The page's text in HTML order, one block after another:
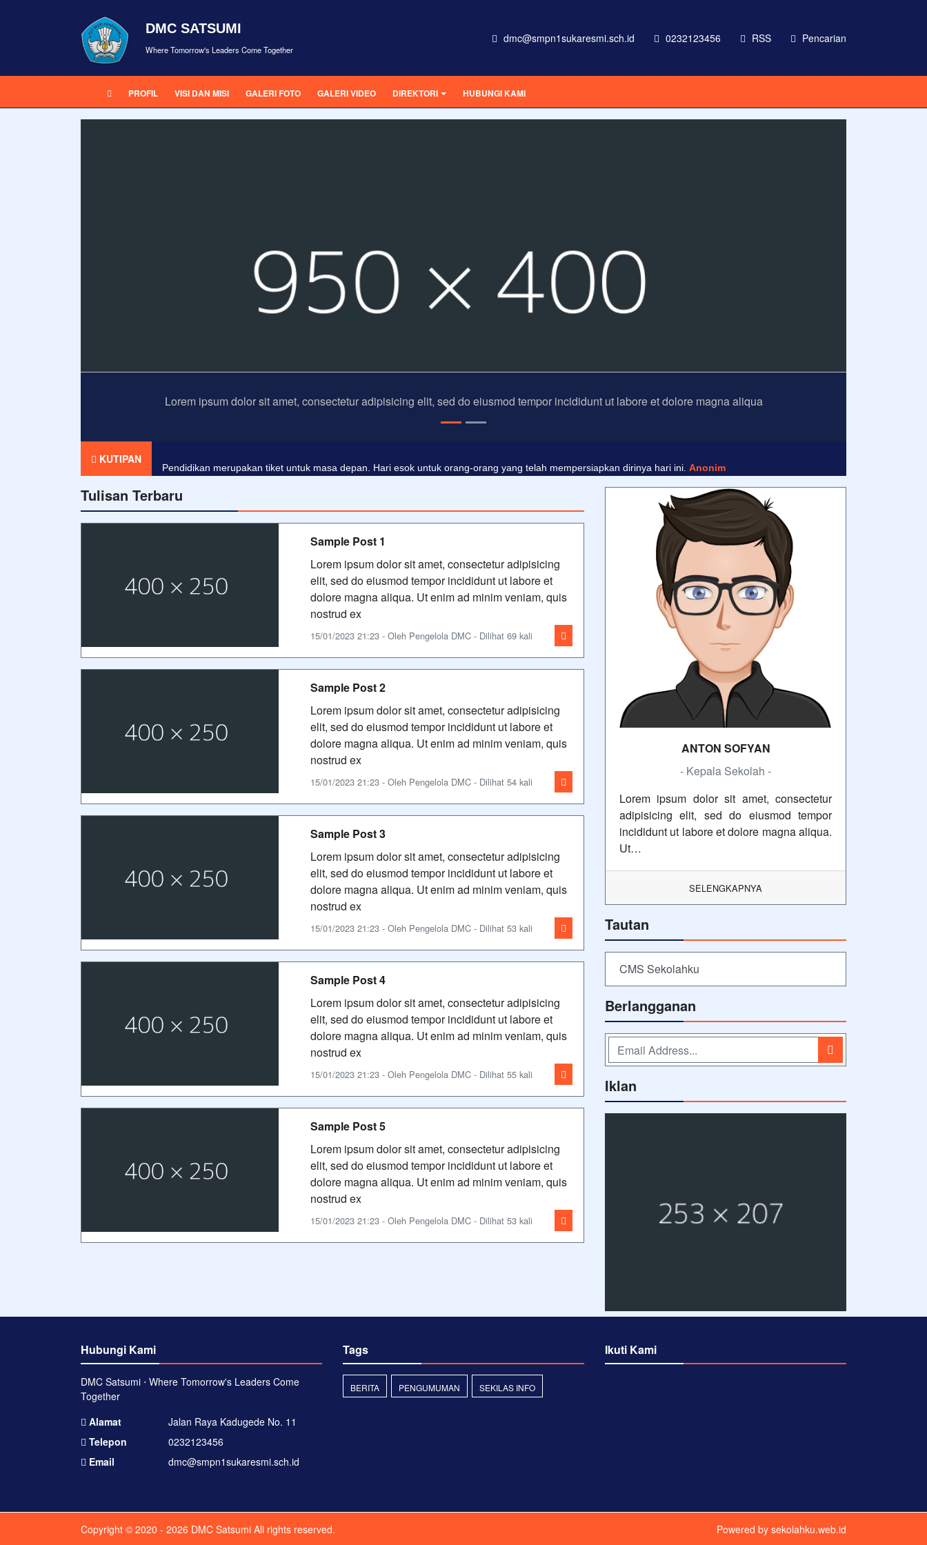
DMC SATSUMI
Where Tomorrow's Leaders Come Together
dmc@smpn1sukaresmi.sch.id 0232123456 RSS Pencarian
PROFIL VISI DAN MISI GALERI FOTO GALERI VIDEO DIREKTORI HUBUNGI KAMI
Lorem ipsum dolor sit amet, consectetur adipisicing elit, sed do eiusmod tempor incididunt ut labore et dolore magna aliqua
KUTIPAN
Pendidikan merupakan tiket untuk masa depan. Hari esok untuk orang-orang yang telah mempersiapkan dirinya hari ini.Anonim
Tulisan Terbaru
Sample Post 1
Lorem ipsum dolor sit amet, consectetur adipisicing
elit, sed do eiusmod tempor incididunt ut labore et
dolore magna aliqua. Ut enim ad minim veniam, quis
nostrud ex
15/01/2023 21:23 - Oleh Pengelola DMC - Dilihat 69 kali
Sample Post 2
Lorem ipsum dolor sit amet, consectetur adipisicing
elit, sed do eiusmod tempor incididunt ut labore et
dolore magna aliqua. Ut enim ad minim veniam, quis
nostrud ex
15/01/2023 21:23 - Oleh Pengelola DMC - Dilihat 54 kali
Sample Post 3
Lorem ipsum dolor sit amet, consectetur adipisicing
elit, sed do eiusmod tempor incididunt ut labore et
dolore magna aliqua. Ut enim ad minim veniam, quis
nostrud ex
15/01/2023 21:23 - Oleh Pengelola DMC - Dilihat 53 kali
Sample Post 4
Lorem ipsum dolor sit amet, consectetur adipisicing
elit, sed do eiusmod tempor incididunt ut labore et
dolore magna aliqua. Ut enim ad minim veniam, quis
nostrud ex
15/01/2023 21:23 - Oleh Pengelola DMC - Dilihat 55 kali
Sample Post 5
Lorem ipsum dolor sit amet, consectetur adipisicing
elit, sed do eiusmod tempor incididunt ut labore et
dolore magna aliqua. Ut enim ad minim veniam, quis
nostrud ex
15/01/2023 21:23 - Oleh Pengelola DMC - Dilihat 53 kali
ANTON SOFYAN
- Kepala Sekolah -
Lorem ipsum dolor sit amet, consectetur
adipisicing elit, sed do eiusmod tempor
incididunt ut labore et dolore magna aliqua.
Ut…
SELENGKAPNYA
Tautan
CMS Sekolahku
Berlangganan
Iklan
Hubungi Kami
DMC Satsumi ⋅ Where Tomorrow's Leaders Come
Together
Alamat
Jalan Raya Kadugede No. 11
Telepon
0232123456
Email
dmc@smpn1sukaresmi.sch.id
Tags
BERITA PENGUMUMAN SEKILAS INFO
Ikuti Kami
Copyright © 2020 - 2026 DMC Satsumi All rights reserved. Powered by sekolahku.web.id